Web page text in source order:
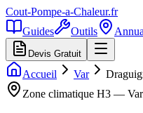
Cout-Pompe-a-Chaleur.fr
Guides
Outils
Devis Gratuit
Accueil Var
Zone climatique H3 — Var